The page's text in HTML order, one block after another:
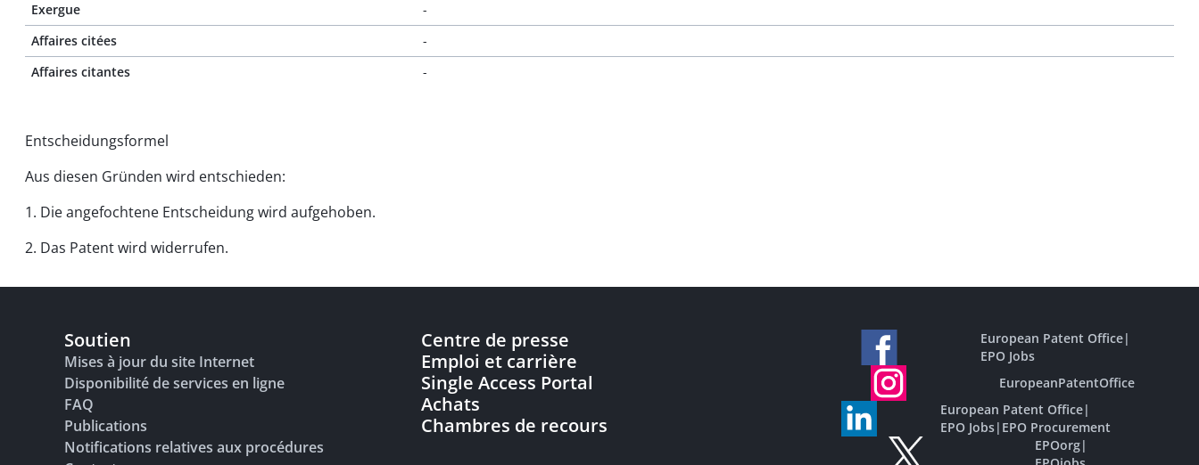
Exergue
-
Affaires citées
-
Affaires citantes
-
Entscheidungsformel
Aus diesen Gründen wird entschieden:
1. Die angefochtene Entscheidung wird aufgehoben.
2. Das Patent wird widerrufen.
Soutien
Mises à jour du site Internet
Disponibilité de services en ligne
FAQ
Publications
Notifications relatives aux procédures
Centre de presse
Emploi et carrière
Single Access Portal
Achats
Chambres de recours
European Patent Office|
EPO Jobs
EuropeanPatentOffice
European Patent Office|
EPO Jobs| EPO Procurement
EPOorg|